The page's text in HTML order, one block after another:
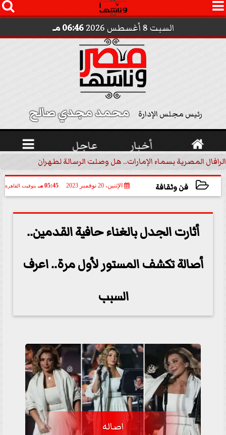
 
السبت 8 أغسطس 2026 06:46 مـ
رئيس مجلس الإدارة محمد مجدي صالح
 أخبار عاجل 
الرافال المصرية بسماء الإمارات.. هل وصلت الرسالة لطهران؟..
فن وثقافة الإثنين، 20 نوفمبر 2023 05:45 مـ بتوقيت القاهرة
أثارت الجدل بالغناء حافية القدمين..
أصالة تكشف المستور لأول مرة.. اعرف
السبب
اصاله